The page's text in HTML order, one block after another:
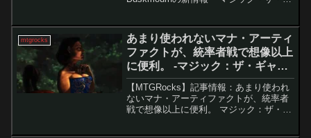
2023年8月に初め...
mtgrocks
あまり使われないマナ・アーティ
ファクトが、統率者戦で想像以上
に便利。 -マジック：ザ・ギャザ
リング
【MTGRocks】記事情報：あまり使われ
ないマナ・アーティファクトが、統率者
戦で想像以上に便利。 マジック：ザ・ギ